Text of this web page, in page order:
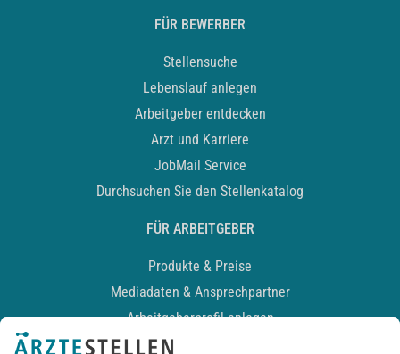
FÜR BEWERBER
Stellensuche
Lebenslauf anlegen
Arbeitgeber entdecken
Arzt und Karriere
JobMail Service
Durchsuchen Sie den Stellenkatalog
FÜR ARBEITGEBER
Produkte & Preise
Mediadaten & Ansprechpartner
Arbeitgeberprofil anlegen
Recruiting-Podcast